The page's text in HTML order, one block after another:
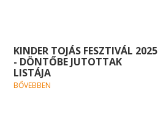
KINDER TOJÁS FESZTIVÁL 2025
- DÖNTŐBE JUTOTTAK
LISTÁJA
BŐVEBBEN